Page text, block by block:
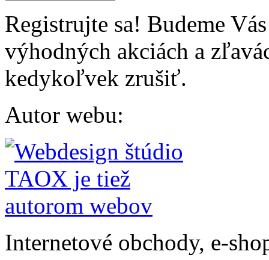
Registrujte sa! Budeme
výhodných akciách a
kedykoľvek zrušiť.
Autor webu:
Internetové obchody, e-